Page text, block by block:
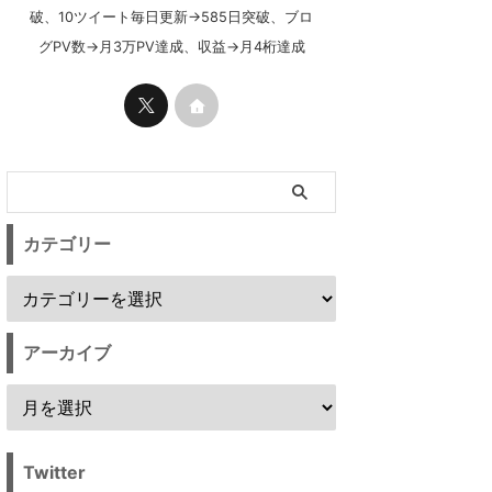
破、10ツイート毎日更新→585日突破、ブロ
グPV数→月3万PV達成、収益→月4桁達成
カテゴリー
アーカイブ
Twitter